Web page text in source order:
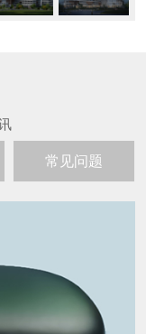
常见问题